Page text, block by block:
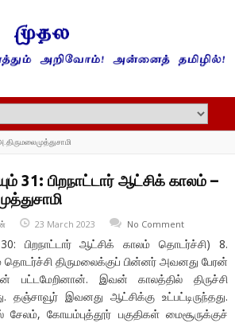
31: பிறநாட்டார் ஆட்சிக் காலம் –
23 March 2023 No Comment
30: பிறநாட்டார் ஆட்சிக் காலம் தொடர்ச்சி) 8.
தொடர்ச்சி திருமலைக்குப் பின்னர் அவனது பேரன்
பட்டமேறினான். இவன் காலத்தில் திருச்சி
தஞ்சாவூர் இவனது ஆட்சிக்கு உட்பட்டிருந்தது.
கோயம்புத்தூர் பகுதிகள் மைசூருக்குச்